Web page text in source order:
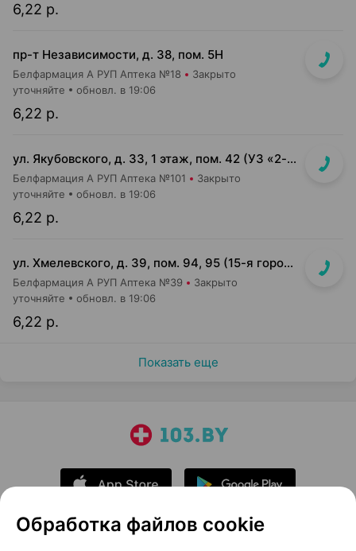
6,22 р.
пр-т Независимости, д. 38, пом. 5Н
Белфармация А РУП Аптека №18 Закрыто
6,22 р.
уточняйте обновл. в 19:06
ул. Якубовского, д. 33, 1 этаж, пом. 42 (УЗ «2-я центральная районная п-ка»)
Белфармация А РУП Аптека №101 Закрыто
6,22 р.
уточняйте обновл. в 19:06
ул. Хмелевского, д. 39, пом. 94, 95 (15-я городская п-ка)
Белфармация А РУП Аптека №39 Закрыто
6,22 р.
уточняйте обновл. в 19:06
Показать еще
Обработка файлов cookie